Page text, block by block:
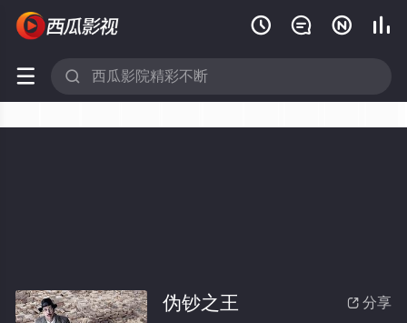
   
 
 分享
伪钞之王